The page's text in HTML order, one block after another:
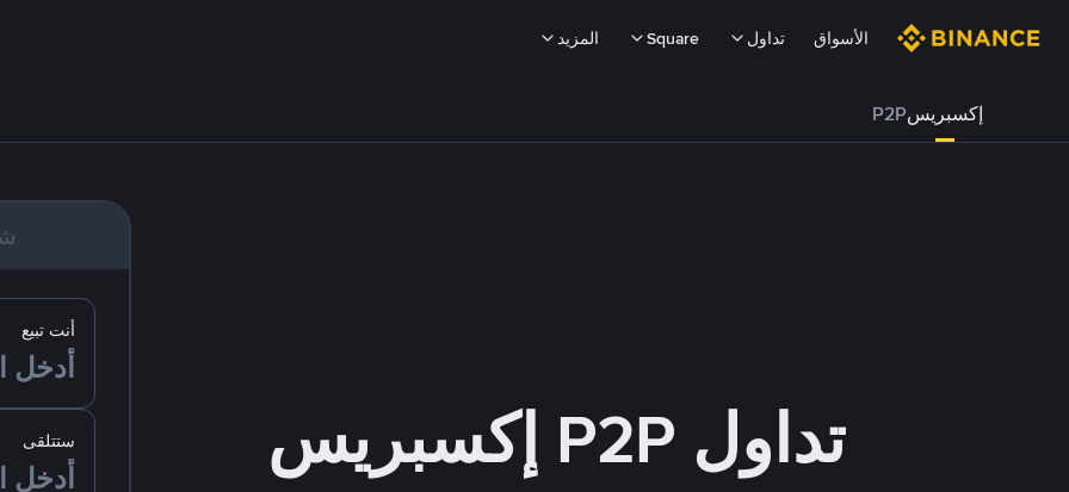
الأسواق تداول Square المزيد
إكسبريسP2P
تداول P2P إكسبريس
ستتلقى
أنت تبيع